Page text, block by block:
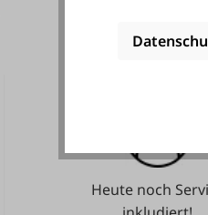
Heute noch